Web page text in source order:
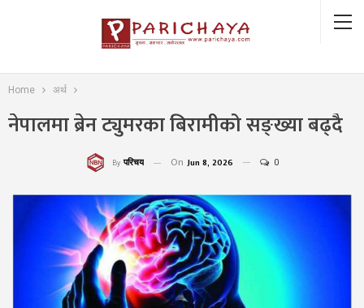
Home अर्थ
नेपालमा ब्रेन ट्युमरका बिरामीको सङ्ख्या बढ्दै
By परिचय On Jun 8, 2026 0